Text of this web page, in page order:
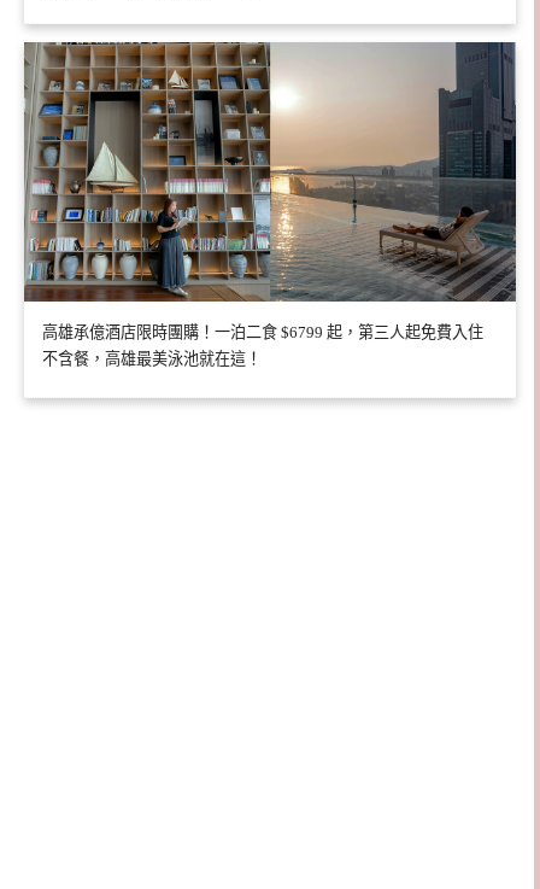
高雄承億酒店限時團購！一泊二食 $6799 起，第三人起免費入住
不含餐，高雄最美泳池就在這！